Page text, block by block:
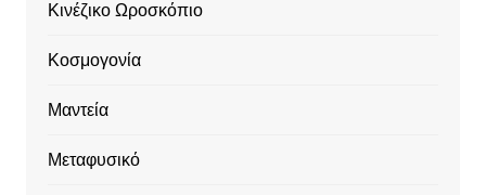
Κινέζικο Ωροσκόπιο
Κοσμογονία
Μαντεία
Μεταφυσικό